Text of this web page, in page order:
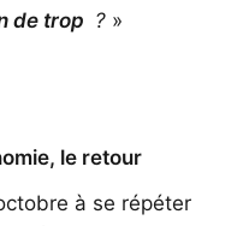
de trop ? »
le retour
à se répéter